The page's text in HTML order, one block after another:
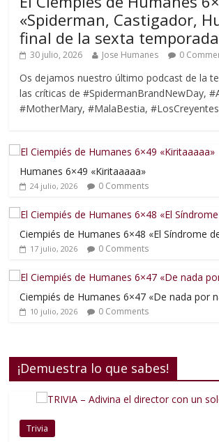
«Spiderman, Castigador,
final de la sexta
30 julio, 2026 Jose Humanes 0
Os dejamos nuestro último podcast de la
las críticas de #SpidermanBrandNewDay,
#MotherMary, #MalaBestia, #LosCreyentes
Humanes 6×49 «Kiritaaaaa»
24 julio, 2026 0 Comments
Ciempiés de Humanes 6×48 «El Síndrome
17 julio, 2026 0 Comments
Ciempiés de Humanes 6×47 «De nada por
10 julio, 2026 0 Comments
¡Demuestra lo que sabes!
Trivia